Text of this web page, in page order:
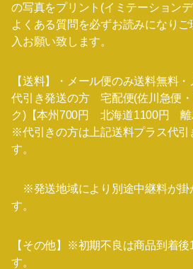
の写真をプリント(イミテーション
よくある質問を必ずお読みになり
入お願い致します。
【送料】・メール便のみ送料無料
代引き発送の方 宅配便(佐川急便
ク)【本州700円 北海道1100円
※代引きの方は上記送料プラス代引
す。
※発送地域により別途中継料が掛
す。
【その他】※初期不良は商品到着後
す。